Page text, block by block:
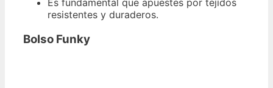
Es fundamental que apuestes por tejidos
resistentes y duraderos.
Bolso Funky